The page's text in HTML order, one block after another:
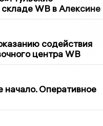
WB в Алексине
содействия
центра WB
начало. Оперативное